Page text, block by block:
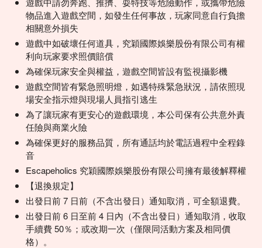
物品進入遊戲空間，如發生任何事故，玩家同意自行負擔
相關意外損失
遊戲中如破壞任何道具，究穎國際娛樂股份有限公司有權
利向玩家要求照價賠償
為確保玩家安全與權益，遊戲空間皆設有監視攝影機
遊戲空間皆有緊急照明燈，如遇特殊緊急狀況，請依照現
場安全指示燈與現場人員指引逃生
為了讓玩家有更安心的遊戲環境，本公司保有公共意外責
任險與商業火險
為確保更好的服務品質，所有通話均於電話過程中全程錄
音
Escapeholics 究穎國際娛樂股份有限公司擁有最後解釋權
【退換規定】
出發日前 7 日前（不含出發日）通知取消，可全額退費。
出發日前 6 日至前 4 日內（不含出發日）通知取消，收取
手續費 50％；或改期一次（僅限同活動方案及相同價
格）。